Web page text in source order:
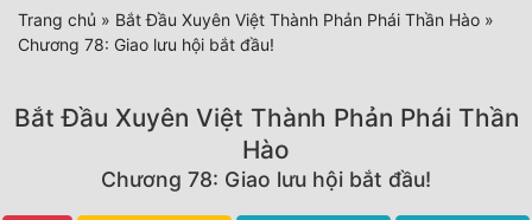
Nhật
(current)
Thể Loại
Trang chủ » Bắt Đầu Xuyên Việt Thành Phản Phái Thần Hào »
Chương 78: Giao lưu hội bắt đầu!
Bắt Đầu Xuyên Việt Thành Phản Phái Thần
Hào
Chương 78: Giao lưu hội bắt đầu!